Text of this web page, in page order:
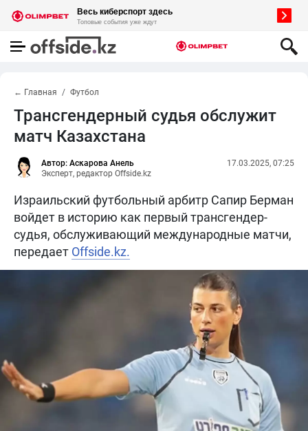
← Главная Футбол
Трансгендерный судья обслужит
матч Казахстана
Автор: Аскарова Анель
Эксперт, редактор Offside.kz
17.03.2025, 07:25
Израильский футбольный арбитр Сапир Берман
войдет в историю как первый трансгендер-
судья, обслуживающий международные матчи,
передает Offside.kz.